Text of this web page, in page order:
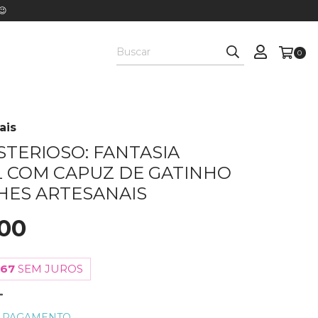
0
FANTASIA
COM CAPUZ DE GATINHO
ARTESANAIS
SEM JUROS